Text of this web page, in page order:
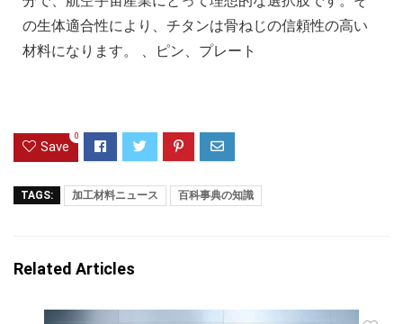
の生体適合性により、チタンは骨ねじの信頼性の高い
材料になります。 、ピン、プレート
Save
0
TAGS: 加工材料ニュース 百科事典の知識
Related Articles